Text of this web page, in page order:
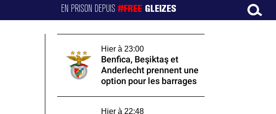
EN PRISON DEPUIS#FREE GLEIZES
Hier à 23:00
Benfica, Beşiktaş et
Anderlecht prennent une
option pour les barrages
Hier à 22:48